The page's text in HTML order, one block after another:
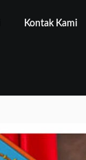
Kontak Kami